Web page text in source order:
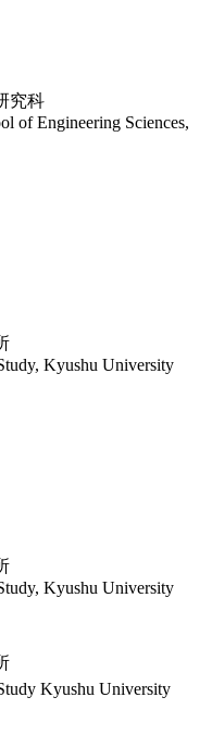
究科
of Engineering Sciences,
Kyushu University
Kyushu University
Kyushu University